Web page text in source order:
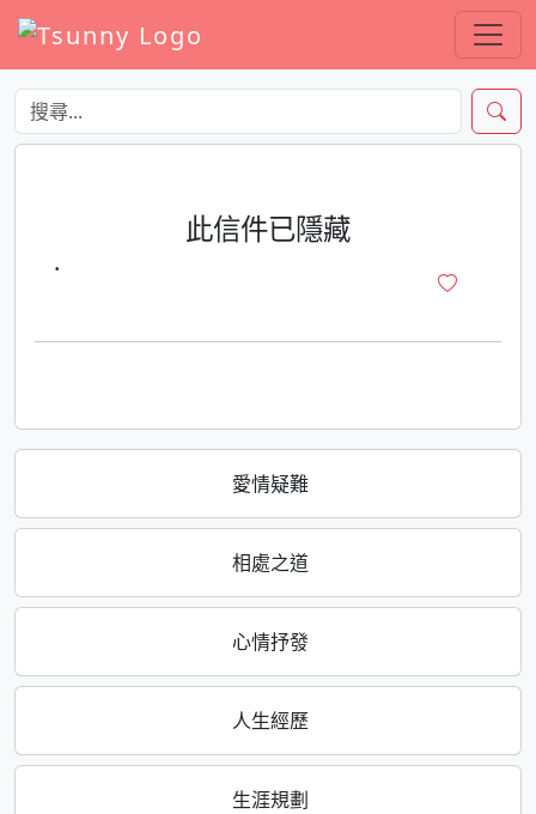
愛情疑難
相處之道
心情抒發
人生經歷
生涯規劃
此信件已隱藏
·